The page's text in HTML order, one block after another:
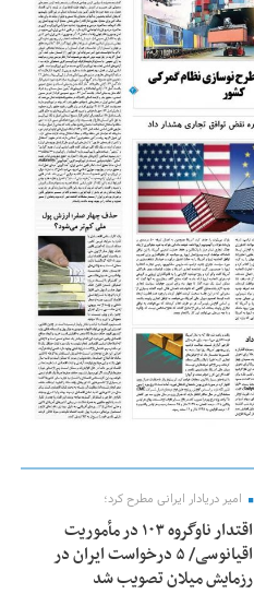
امیر دریادار ایرانی مطرح کرد؛
اقتدار ناوگروه ۱۰۳ در مأموریت‌
اقیانوسی/ ۵ درخواست ایران در
رزمایش میلان تصویب شد